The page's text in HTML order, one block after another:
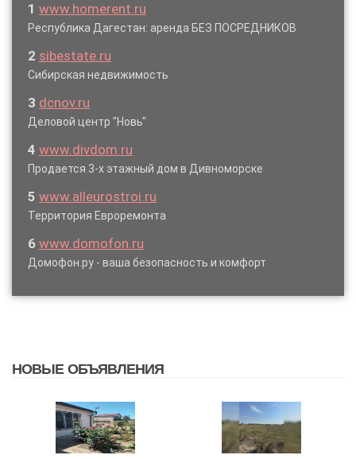
1 www.homerent.ru
Республика Дагестан: аренда БЕЗ ПОСРЕДНИКОВ
2 sibestate.ru
Сибирская недвижимость
3 dcnov.ru
Деловой центр "Новь"
4 www.divdom.ru
Продается 3-х этажный дом в Дивноморске
5 www.alleurostroi.ru
Территория Евроремонта
6 www.domofon.ru
Домофон.ру - ваша безопасность и комфорт
НОВЫЕ ОБЪЯВЛЕНИЯ